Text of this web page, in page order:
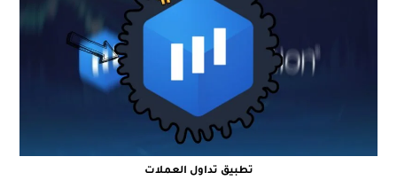
تطبيق تداول العملات